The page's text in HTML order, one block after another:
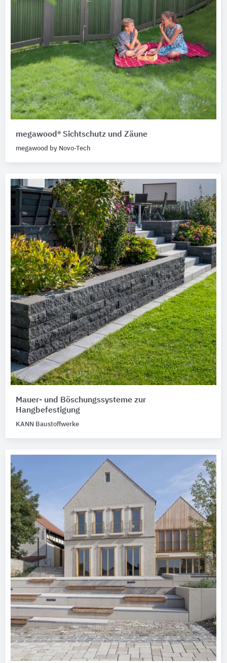
megawood® Sichtschutz und Zäune
megawood by Novo-Tech
Mauer- und Böschungssysteme zur
Hangbefestigung
KANN Baustoffwerke